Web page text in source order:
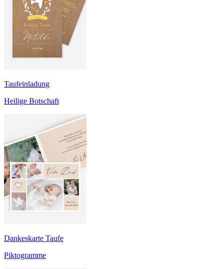
Taufeinladung
Heilige Botschaft
Dankeskarte Taufe
Piktogramme